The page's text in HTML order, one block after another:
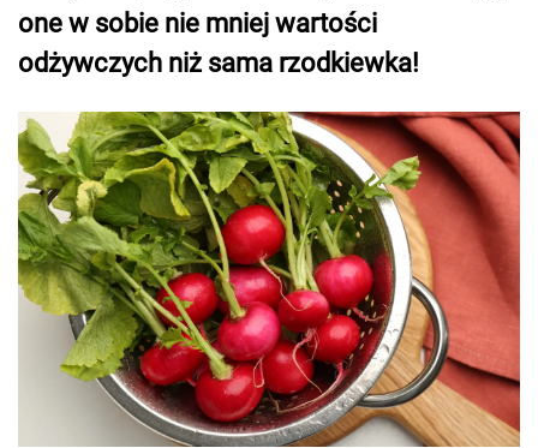
one w sobie nie mniej wartości
odżywczych niż sama rzodkiewka!